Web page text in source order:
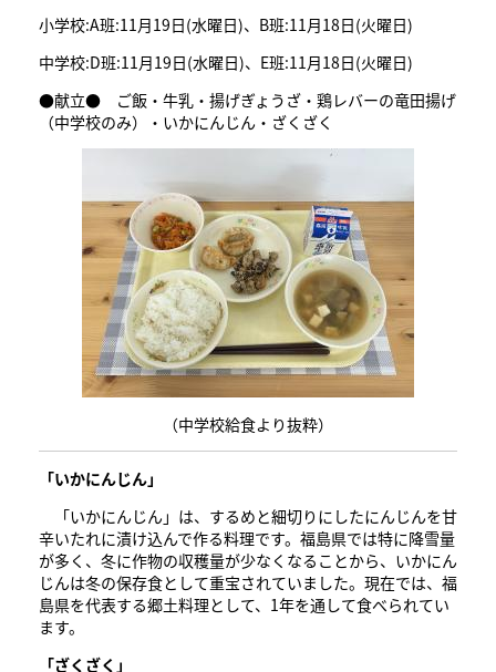
小学校:A班:11月19日(水曜日)、B班:11月18日(火曜日)
中学校:D班:11月19日(水曜日)、E班:11月18日(火曜日)
●献立● ご飯・牛乳・揚げぎょうざ・鶏レバーの竜田揚げ
（中学校のみ）・いかにんじん・ざくざく
（中学校給食より抜粋）
​「いかにんじん」
​ 「いかにんじん」は、するめと細切りにしたにんじんを甘
辛いたれに漬け込んで作る料理です。福島県では特に降雪量
が多く、冬に作物の収穫量が少なくなることから、いかにん
じんは冬の保存食として重宝されていました。現在では、福
島県を代表する郷土料理として、1年を通して食べられてい
ます。
​「ざくざく」